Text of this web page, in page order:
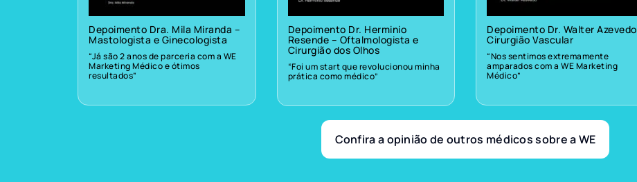
Depoimento Dra. Mila Miranda –
Mastologista e Ginecologista
“Já são 2 anos de parceria com a WE
Marketing Médico e ótimos
resultados”
Depoimento Dr. Herminio
Resende – Oftalmologista e
Cirurgião dos Olhos
“Foi um start que revolucionou minha
prática como médico”
Depoimento Dr. Walter Azevedo
Cirurgião Vascular
“Nos sentimos extremamente
amparados com a WE Marketing
Médico”
Confira a opinião de outros médicos sobre a WE